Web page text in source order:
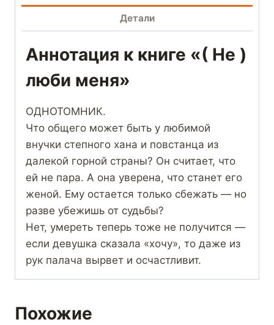
Детали
Аннотация к книге «( Не )
люби меня»
ОДНОТОМНИК.
Что общего может быть у любимой
внучки степного хана и повстанца из
далекой горной страны? Он считает, что
ей не пара. А она уверена, что станет его
женой. Ему остается только сбежать — но
разве убежишь от судьбы?
Нет, умереть теперь тоже не получится —
если девушка сказала «хочу», то даже из
рук палача вырвет и осчастливит.
Похожие